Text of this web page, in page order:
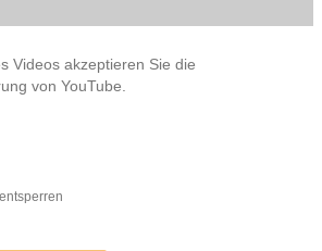
Videos akzeptieren Sie die
von YouTube.